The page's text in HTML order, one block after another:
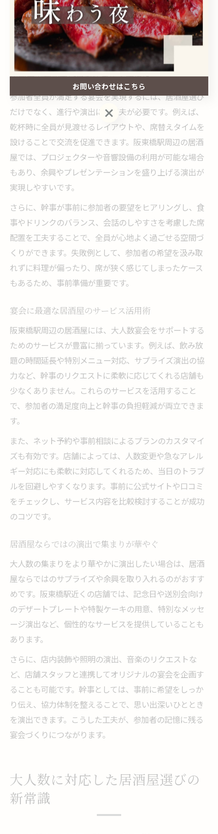
したメニュー変更が可能な店舗も増えてきており、事前
の相談や下見を活用することで、トラブルを未然に防ぐ
ことができます。幹事としては、店舗の柔軟な対応力も
重視したいポイントです。
居酒屋で参加者全員が満足する仕掛け
参加者全員が満足する宴会を実現するには、居酒屋選び
だけでなく、進行や演出にも工夫が必要です。例えば、
乾杯時に全員が見渡せるレイアウトや、席替えタイムを
設けることで交流を促進できます。阪東橋駅周辺の居酒
屋では、プロジェクターや音響設備の利用が可能な場合
もあり、余興やプレゼンテーションを盛り上げる演出が
実現しやすいです。
さらに、幹事が事前に参加者の要望をヒアリングし、食
事やドリンクのバランス、会話のしやすさを考慮した席
配置を工夫することで、全員が心地よく過ごせる空間づ
くりができます。失敗例として、参加者の希望を汲み取
れずに料理が偏ったり、席が狭く感じてしまったケース
もあるため、事前準備が重要です。
宴会に最適な居酒屋のサービス活用術
阪東橋駅周辺の居酒屋には、大人数宴会をサポートする
ためのサービスが豊富に揃っています。例えば、飲み放
題の時間延長や特別メニュー対応、サプライズ演出の協
力など、幹事のリクエストに柔軟に応じてくれる店舗も
少なくありません。これらのサービスを活用すること
で、参加者の満足度向上と幹事の負担軽減が両立できま
す。
また、ネット予約や事前相談によるプランのカスタマイ
ズも有効です。店舗によっては、人数変更や急なアレル
ギー対応にも柔軟に対応してくれるため、当日のトラブ
ルを回避しやすくなります。事前に公式サイトや口コミ
をチェックし、サービス内容を比較検討することが成功
のコツです。
居酒屋ならではの演出で集まりが華やぐ
大人数の集まりをより華やかに演出したい場合は、居酒
屋ならではのサプライズや余興を取り入れるのがおすす
めです。阪東橋駅近くの店舗では、記念日や送別会向け
のデザートプレートや特製ケーキの用意、特別なメッセ
ージ演出など、個性的なサービスを提供していることも
あります。
さらに、店内装飾や照明の演出、音楽のリクエストな
ど、店舗スタッフと連携してオリジナルの宴会を企画す
ることも可能です。幹事としては、事前に希望をしっか
り伝え、協力体制を整えることで、思い出深いひととき
を演出できます。こうした工夫が、参加者の記憶に残る
宴会づくりにつながります。
大人数に対応した居酒屋選びの
新常識
お問い合わせはこちら
お問い合わせはこちら